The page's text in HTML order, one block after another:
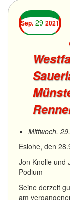
Sep. 29 2021
Mittwoch,
Eslohe, den
Jon Knolle und
Podium
Seine derzeit
am